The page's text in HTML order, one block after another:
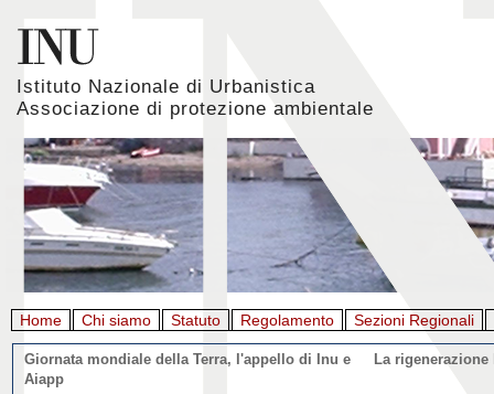
Istituto Nazionale di Urbanistica
Associazione di protezione ambientale
Home Chi siamo Statuto Regolamento Sezioni Regionali
Giornata mondiale della Terra, l'appello di Inu e
Aiapp
La